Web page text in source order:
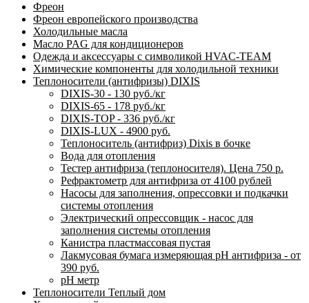
Фреон
Фреон европейского производства
Холодильные масла
Масло PAG для кондиционеров
Одежда и аксессуары с символикой HVAC-TEAM
Химические компоненты для холодильной техники
Теплоносители (антифризы) DIXIS
DIXIS-30 - 130 руб./кг
DIXIS-65 - 178 руб./кг
DIXIS-ТОP - 336 руб./кг
DIXIS-LUX - 4900 руб.
Теплоноситель (антифриз) Dixis в бочке
Вода для отопления
Тестер антифриза (теплоносителя). Цена 750 р.
Рефрактометр для антифриза от 4100 рублей
Насосы для заполнения, опрессовки и подкачки
системы отопления
Электрический опрессовщик - насос для
заполнения системы отопления
Канистра пластмассовая пустая
Лакмусовая бумага измеряющая pH антифриза - от
390 руб.
pH метр
Теплоносители Теплый дом